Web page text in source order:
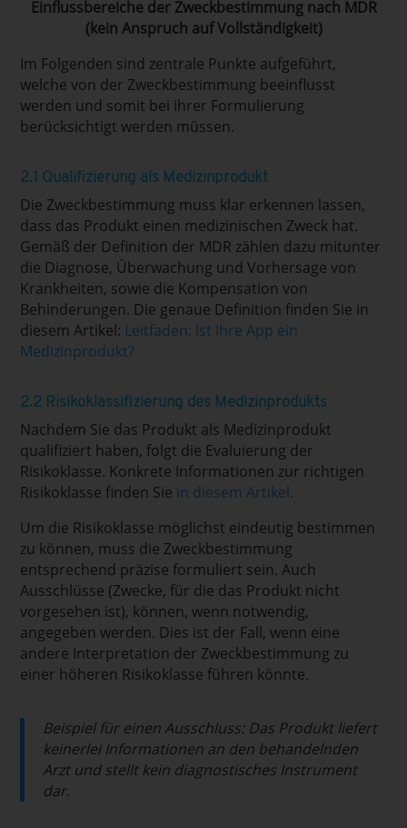
Einflussbereiche der Zweckbestimmung nach MDR
(kein Anspruch auf Vollständigkeit)
Im Folgenden sind zentrale Punkte aufgeführt,
welche von der Zweckbestimmung beeinflusst
werden und somit bei ihrer Formulierung
berücksichtigt werden müssen.
2.1 Qualifizierung als Medizinprodukt
Die Zweckbestimmung muss klar erkennen lassen,
dass das Produkt einen medizinischen Zweck hat.
Gemäß der Definition der MDR zählen dazu mitunter
die Diagnose, Überwachung und Vorhersage von
Krankheiten, sowie die Kompensation von
Behinderungen. Die genaue Definition finden Sie in
diesem Artikel: Leitfaden: Ist Ihre App ein
Medizinprodukt?
2.2 Risikoklassifizierung des Medizinprodukts
Nachdem Sie das Produkt als Medizinprodukt
qualifiziert haben, folgt die Evaluierung der
Risikoklasse. Konkrete Informationen zur richtigen
Risikoklasse finden Sie in diesem Artikel.
Um die Risikoklasse möglichst eindeutig bestimmen
zu können, muss die Zweckbestimmung
entsprechend präzise formuliert sein. Auch
Ausschlüsse (Zwecke, für die das Produkt nicht
vorgesehen ist), können, wenn notwendig,
angegeben werden. Dies ist der Fall, wenn eine
andere Interpretation der Zweckbestimmung zu
einer höheren Risikoklasse führen könnte.
Beispiel für einen Ausschluss: Das Produkt liefert
keinerlei Informationen an den behandelnden
Arzt und stellt kein diagnostisches Instrument
dar.